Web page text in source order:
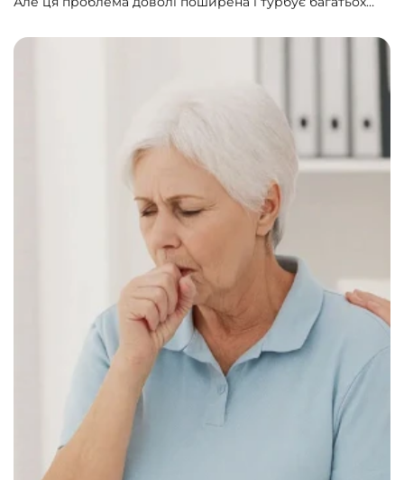
лікування і далі. Пропонуємо усім коротку і помічну
шпаргалку з цієї теми.